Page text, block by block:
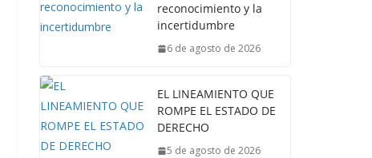
reconocimiento y la
incertidumbre
6 de agosto de 2026
EL LINEAMIENTO QUE
ROMPE EL ESTADO DE
DERECHO
5 de agosto de 2026